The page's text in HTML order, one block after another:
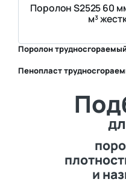
Поролон S2525 60
м³
Поролон
Пенопласт
и